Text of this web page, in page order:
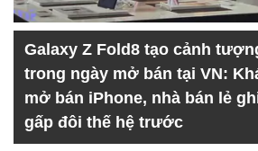
Galaxy Z Fold8 tạo cảnh
trong ngày mở bán tại VN:
mở bán iPhone, nhà bán lẻ
gấp đôi thế hệ trước